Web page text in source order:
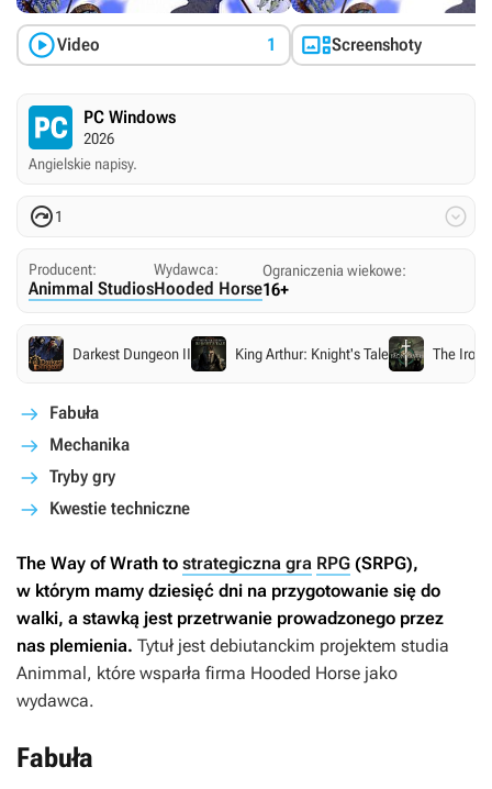
Video 1 Screenshoty
PC Windows
2026
Angielskie napisy.
1 
Producent:
Animmal Studios
Wydawca:
Hooded Horse
Ograniczenia wiekowe:
16+
Darkest Dungeon II King Arthur: Knight's Tale The Iron
Fabuła
Mechanika
Tryby gry
Kwestie techniczne
The Way of Wrath to strategiczna gra RPG (SRPG),
w którym mamy dziesięć dni na przygotowanie się do
walki, a stawką jest przetrwanie prowadzonego przez
nas plemienia. Tytuł jest debiutanckim projektem studia
Animmal, które wsparła firma Hooded Horse jako
wydawca.
Fabuła